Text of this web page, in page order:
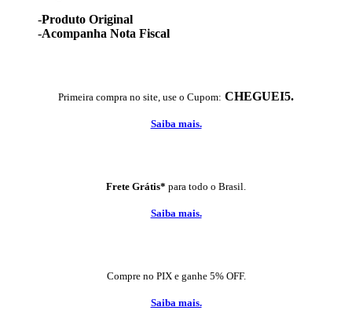
-Produto Original
-Acompanha Nota Fiscal
Primeira compra no site, use o Cupom: CHEGUEI5.
Saiba mais.
Frete Grátis* para todo o Brasil.
Saiba mais.
Compre no PIX e ganhe 5% OFF.
Saiba mais.